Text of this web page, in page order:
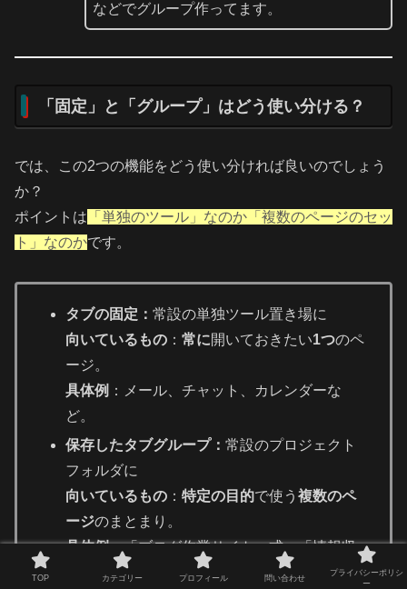
などでグループ作ってます。
「固定」と「グループ」はどう使い分ける？
では、この2つの機能をどう使い分ければ良いのでしょう
か？
ポイントは 「単独のツール」 なのか「複数のページのセッ
ト」なのかです。
タブの固定：常設の単独ツール置き場に
向いているもの ：常に開いておきたい1つのペ
ージ。
具体例 ：メール、チャット、カレンダーな
ど。
保存したタブグループ：常設のプロジェクト
フォルダに
向いているもの ：特定の目的で使う複数のペ
ージのまとまり。
具体例：「ブログ作業サイト一式」「情報収
集用のニュースサイト巡回セット」「趣味の
TOP カテゴリー プロフィール 問い合わせ
プライバシーポリシ
ー